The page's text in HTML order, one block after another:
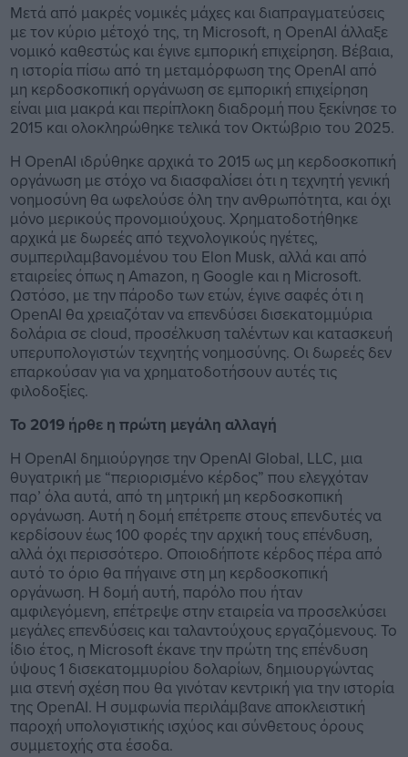
Μετά από μακρές νομικές μάχες και διαπραγματεύσεις
με τον κύριο μέτοχό της, τη Microsoft, η OpenAI άλλαξε
νομικό καθεστώς και έγινε εμπορική επιχείρηση. Βέβαια,
η ιστορία πίσω από τη μεταμόρφωση της OpenAI από
μη κερδοσκοπική οργάνωση σε εμπορική επιχείρηση
είναι μια μακρά και περίπλοκη διαδρομή που ξεκίνησε το
2015 και ολοκληρώθηκε τελικά τον Οκτώβριο του 2025.
Η OpenAI ιδρύθηκε αρχικά το 2015 ως μη κερδοσκοπική
οργάνωση με στόχο να διασφαλίσει ότι η τεχνητή γενική
νοημοσύνη θα ωφελούσε όλη την ανθρωπότητα, και όχι
μόνο μερικούς προνομιούχους. Χρηματοδοτήθηκε
αρχικά με δωρεές από τεχνολογικούς ηγέτες,
συμπεριλαμβανομένου του Elon Musk, αλλά και από
εταιρείες όπως η Amazon, η Google και η Microsoft.
Ωστόσο, με την πάροδο των ετών, έγινε σαφές ότι η
OpenAI θα χρειαζόταν να επενδύσει δισεκατομμύρια
δολάρια σε cloud, προσέλκυση ταλέντων και κατασκευή
υπερυπολογιστών τεχνητής νοημοσύνης. Οι δωρεές δεν
επαρκούσαν για να χρηματοδοτήσουν αυτές τις
φιλοδοξίες.
Το 2019 ήρθε η πρώτη μεγάλη αλλαγή
Η OpenAI δημιούργησε την OpenAI Global, LLC, μια
θυγατρική με “περιορισμένο κέρδος” που ελεγχόταν
παρ’ όλα αυτά, από τη μητρική μη κερδοσκοπική
οργάνωση. Αυτή η δομή επέτρεπε στους επενδυτές να
κερδίσουν έως 100 φορές την αρχική τους επένδυση,
αλλά όχι περισσότερο. Οποιοδήποτε κέρδος πέρα από
αυτό το όριο θα πήγαινε στη μη κερδοσκοπική
οργάνωση. Η δομή αυτή, παρόλο που ήταν
αμφιλεγόμενη, επέτρεψε στην εταιρεία να προσελκύσει
μεγάλες επενδύσεις και ταλαντούχους εργαζόμενους. Το
ίδιο έτος, η Microsoft έκανε την πρώτη της επένδυση
ύψους 1 δισεκατομμυρίου δολαρίων, δημιουργώντας
μια στενή σχέση που θα γινόταν κεντρική για την ιστορία
της OpenAI. Η συμφωνία περιλάμβανε αποκλειστική
παροχή υπολογιστικής ισχύος και σύνθετους όρους
συμμετοχής στα έσοδα.